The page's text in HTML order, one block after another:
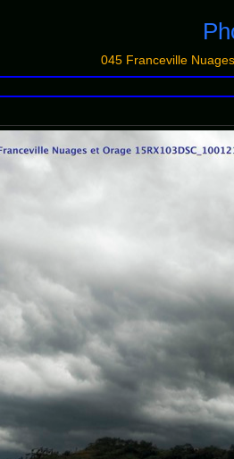
045 Franceville